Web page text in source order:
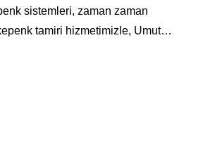
sistemleri, zaman zaman
tamiri hizmetimizle, Umut…